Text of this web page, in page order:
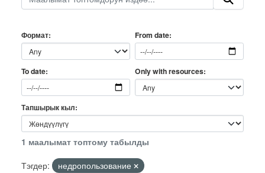
Формат From date
To date Only with resources
Тапшырык кыл
1 маалымат топтому табылды
Тэгдер:
недропользование